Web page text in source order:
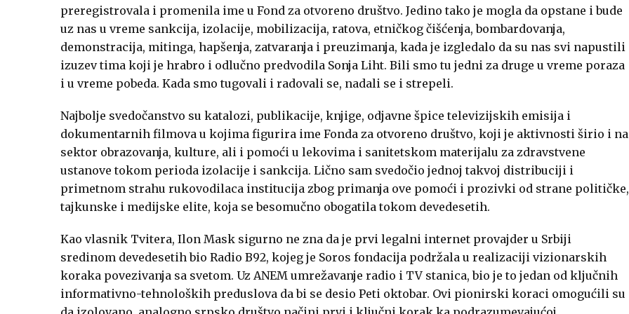
preregistrovala i promenila ime u Fond za otvoreno društvo. Jedino tako je mogla da opstane i bude
uz nas u vreme sankcija, izolacije, mobilizacija, ratova, etničkog čišćenja, bombardovanja,
demonstracija, mitinga, hapšenja, zatvaranja i preuzimanja, kada je izgledalo da su nas svi napustili
izuzev tima koji je hrabro i odlučno predvodila Sonja Liht. Bili smo tu jedni za druge u vreme poraza
i u vreme pobeda. Kada smo tugovali i radovali se, nadali se i strepeli.
Najbolje svedočanstvo su katalozi, publikacije, knjige, odjavne špice televizijskih emisija i
dokumentarnih filmova u kojima figurira ime Fonda za otvoreno društvo, koji je aktivnosti širio i na
sektor obrazovanja, kulture, ali i pomoći u lekovima i sanitetskom materijalu za zdravstvene
ustanove tokom perioda izolacije i sankcija. Lično sam svedočio jednoj takvoj distribuciji i
primetnom strahu rukovodilaca institucija zbog primanja ove pomoći i prozivki od strane političke,
tajkunske i medijske elite, koja se besomučno obogatila tokom devedesetih.
Kao vlasnik Tvitera, Ilon Mask sigurno ne zna da je prvi legalni internet provajder u Srbiji
sredinom devedesetih bio Radio B92, kojeg je Soros fondacija podržala u realizaciji vizionarskih
koraka povezivanja sa svetom. Uz ANEM umrežavanje radio i TV stanica, bio je to jedan od ključnih
informativno-tehnoloških preduslova da bi se desio Peti oktobar. Ovi pionirski koraci omogućili su